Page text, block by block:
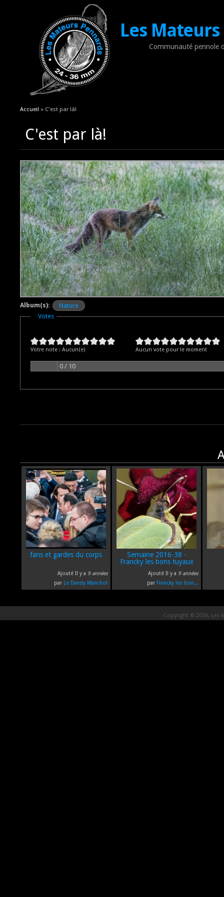
Les
Communauté pennole
Vous êtes ici
Accueil » C'est par là!
C'est par là!
Album(s):
Nature
Masquer
Votes
Votre note : Aucun(e) Aucun vote pour le moment
0 / 10
fans et gardes du corps
Ajouté Il y a 9 années
par Le Dandy Manchot
Semaine 2016-38 -
Francky les bons tuyaux
Ajouté Il y a 9 années
par Francky les bon...
Copyright © 2026, Les